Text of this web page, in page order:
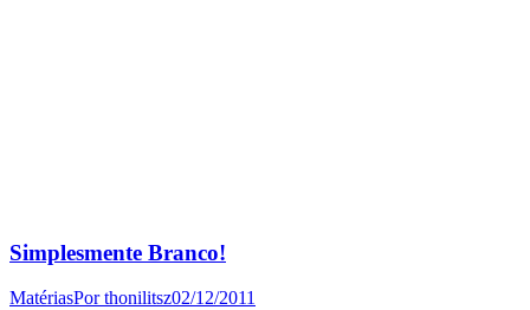
Simplesmente Branco!
MatériasPorthonilitsz02/12/2011